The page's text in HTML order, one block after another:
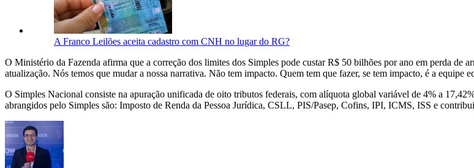
A Franco Leilões aceita cadastro com CNH no lugar do RG?
O Ministério da Fazenda afirma que a correção dos limites dos Simples pode custar R$ 50 bilhões por ano em perda de
atualização. Nós temos que mudar a nossa narrativa. Não tem impacto. Quem tem que fazer, se tem impacto, é a equipe
O Simples Nacional consiste na apuração unificada de oito tributos federais, com alíquota global variável de 4% a
abrangidos pelo Simples são: Imposto de Renda da Pessoa Jurídica, CSLL, PIS/Pasep, Cofins, IPI, ICMS, ISS e